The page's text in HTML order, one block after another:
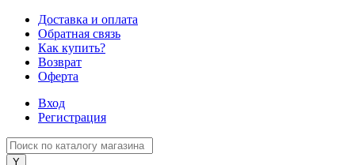
Доставка и оплата
Обратная связь
Как купить?
Возврат
Оферта
Вход
Регистрация